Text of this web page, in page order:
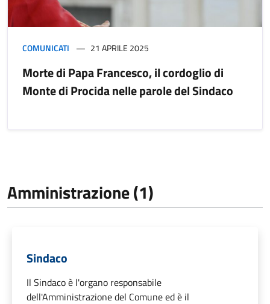
COMUNICATI 21 APRILE 2025
Morte di Papa Francesco, il cordoglio di
Monte di Procida nelle parole del Sindaco
Amministrazione (1)
Sindaco
Il Sindaco è l'organo responsabile
dell'Amministrazione del Comune ed è il